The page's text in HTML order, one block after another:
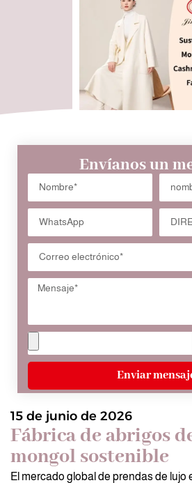
Envíanos un
Enviar
15 de junio de 2026
Fábrica de abrigos
mongol sostenible
El mercado global de prendas de lujo